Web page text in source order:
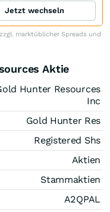
Jetzt wechseln
marktüblicher Spreads und
Aktie
Hunter Resources
Inc
Gold Hunter Res
Registered Shs
Aktien
Stammaktien
A2QPAL